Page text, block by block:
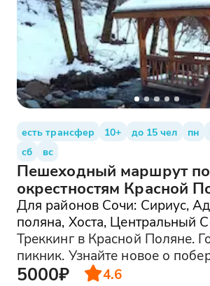
есть трансфер 10+ до 15 чел пн
сб
вс
Пешеходный маршрут по
окрестностям Красной
Для районов Сочи: Сириус,
поляна, Хоста, Центральный
Треккинг в Красной Поляне.
пикник. Узнайте новое о
5000₽ 4.6